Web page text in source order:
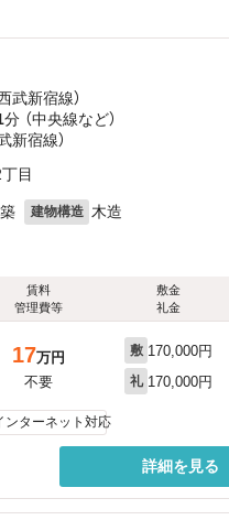
武新宿線）
分 （中央線など）
新宿線）
目
建物構造 木造
賃料
管理費等
敷金
礼金
17万円
不要
敷 170,000円
礼 170,000円
ンターネット対応
詳細を見る